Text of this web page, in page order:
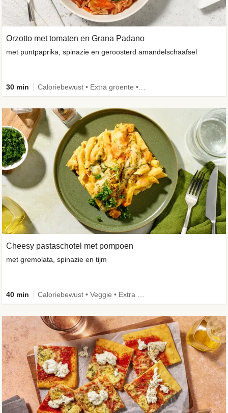
Orzotto met tomaten en Grana Padano
met puntpaprika, spinazie en geroosterd amandelschaafsel
30 min
Cheesy pastaschotel met pompoen
met gremolata, spinazie en tijm
40 min